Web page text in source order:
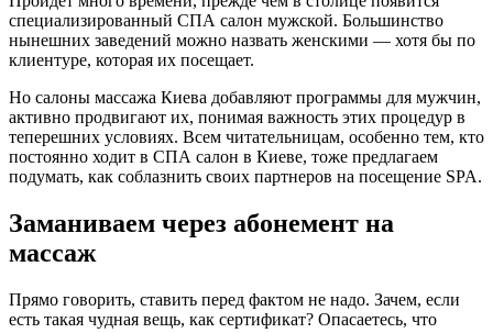
специализированный СПА салон мужской. Большинство
нынешних заведений можно назвать женскими — хотя бы по
клиентуре, которая их посещает.
Но салоны массажа Киева добавляют программы для мужчин,
активно продвигают их, понимая важность этих процедур в
теперешних условиях. Всем читательницам, особенно тем, кто
постоянно ходит в СПА салон в Киеве, тоже предлагаем
подумать, как соблазнить своих партнеров на посещение SPA.
Заманиваем через абонемент на
массаж
Прямо говорить, ставить перед фактом не надо. Зачем, если
есть такая чудная вещь, как сертификат? Опасаетесь, что